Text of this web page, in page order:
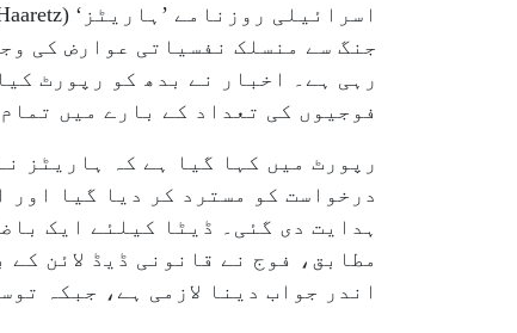
جنگ سے منسلک نفسیاتی عوارض کی
رہی ہے۔ اخبار نے بدھ کو رپورٹ
فوجیوں کی تعداد کے بارے میں
درخواست کو مسترد کر دیا گیا اور
اندر جواب دینا لازمی ہے، جبکہ توسیعی مدت صرف